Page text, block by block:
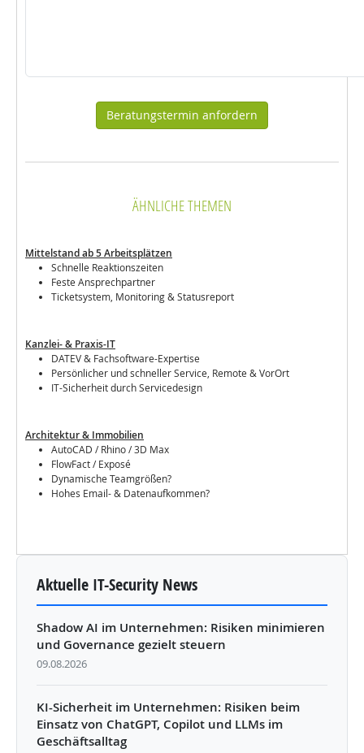
Aktuelle IT-Security News
Shadow AI im Unternehmen: Risiken minimieren
und Governance gezielt steuern
09.08.2026
KI-Sicherheit im Unternehmen: Risiken beim
Einsatz von ChatGPT, Copilot und LLMs im
Geschäftsalltag
ÄHNLICHE THEMEN
Mittelstand ab 5 Arbeitsplätzen
Schnelle Reaktionszeiten
Feste Ansprechpartner
Ticketsystem, Monitoring & Statusreport
Kanzlei- & Praxis-IT
DATEV & Fachsoftware-Expertise
Persönlicher und schneller Service, Remote & VorOrt
IT-Sicherheit durch Servicedesign
Architektur & Immobilien
AutoCAD / Rhino / 3D Max
FlowFact / Exposé
Dynamische Teamgrößen?
Hohes Email- & Datenaufkommen?